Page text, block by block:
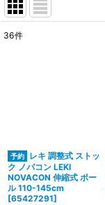
36件
レキ 調整式 ストッ
ク ノバコン LEKI
NOVACON 伸縮式 ポー
ル 110-145cm
[65427291]